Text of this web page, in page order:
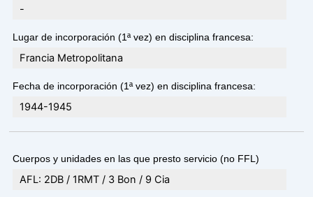
-
Lugar de incorporación (1ª vez) en disciplina francesa:
Francia Metropolitana
Fecha de incorporación (1ª vez) en disciplina francesa:
1944-1945
Cuerpos y unidades en las que presto servicio (no FFL)
AFL: 2DB / 1RMT / 3 Bon / 9 Cia